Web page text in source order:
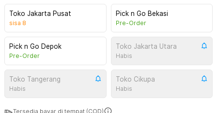
Toko Jakarta Pusat
sisa 8
Pick n Go Bekasi
Pre-Order
Pick n Go Depok
Pre-Order
Toko Jakarta Utara
Habis
Toko Tangerang
Habis
Toko Cikupa
Habis
Tersedia bayar di tempat (COD)